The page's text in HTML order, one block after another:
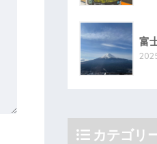
富
カテゴリ